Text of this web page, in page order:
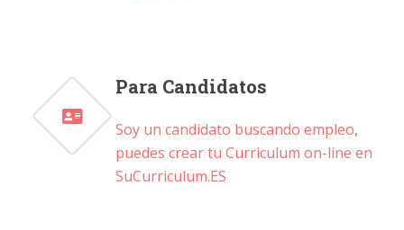
Para Candidatos
Soy un candidato buscando empleo,
puedes crear tu Curriculum on-line en
SuCurriculum.ES